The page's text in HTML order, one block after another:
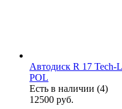
Автодиск R 17 Tech-
POL
Есть в наличии (4)
12500 руб.